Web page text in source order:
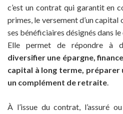
c’est un contrat qui garantit en
primes, le versement d’un capital
ses bénéficiaires désignés dans
Elle permet de répondre à
diversifier une épargne,
capital à long terme, préparer
un complément de retraite.
À l’issue du contrat, l’assuré